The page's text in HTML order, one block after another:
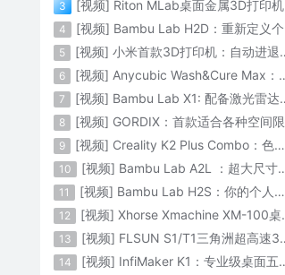
3 [视频] Riton MLab桌面金属3D打印机：体积小性能强大
4 [视频] Bambu Lab H2D：重新定义个人智造
5 [视频] 小米首款3D打印机：自动进退料、AI云切片、人脸拍照建模 3D玩家兴趣首选
6 [视频] Anycubic Wash&Cure Max：清洗+后固化二合一设备
7 [视频] Bambu Lab X1: 配备激光雷达和人工智能的CoreXY彩色3D打印机
8 [视频] GORDIX：首款适合各种空间限制的3合1便携式数控机床
9 [视频] Creality K2 Plus Combo：色彩与尺寸的史诗级飞跃
10 [视频] Bambu Lab A2L ：超大尺寸家用打印机 告别拆件 轻松一体成型
11 [视频] Bambu Lab H2S：你的个人智造中心
12 [视频] Xhorse Xmachine XM-100桌面级五轴CNC机床：卓越的精度和效率
13 [视频] FLSUN S1/T1三角洲超高速3D打印机 打印速度1200mm/s
14 [视频] InfiMaker K1：专业级桌面五轴数控机床